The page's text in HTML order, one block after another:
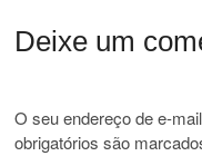
Deixe um
O seu endereço de e-
obrigatórios são